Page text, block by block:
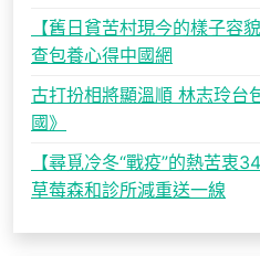
【舊日貧苦村現今的樣子容
查包養心得中國網
古打扮相將顯溫順 林志玲台
國》
【尋覓冷冬“戰疫”的熱苦衷
草莓森和診所減重送一線